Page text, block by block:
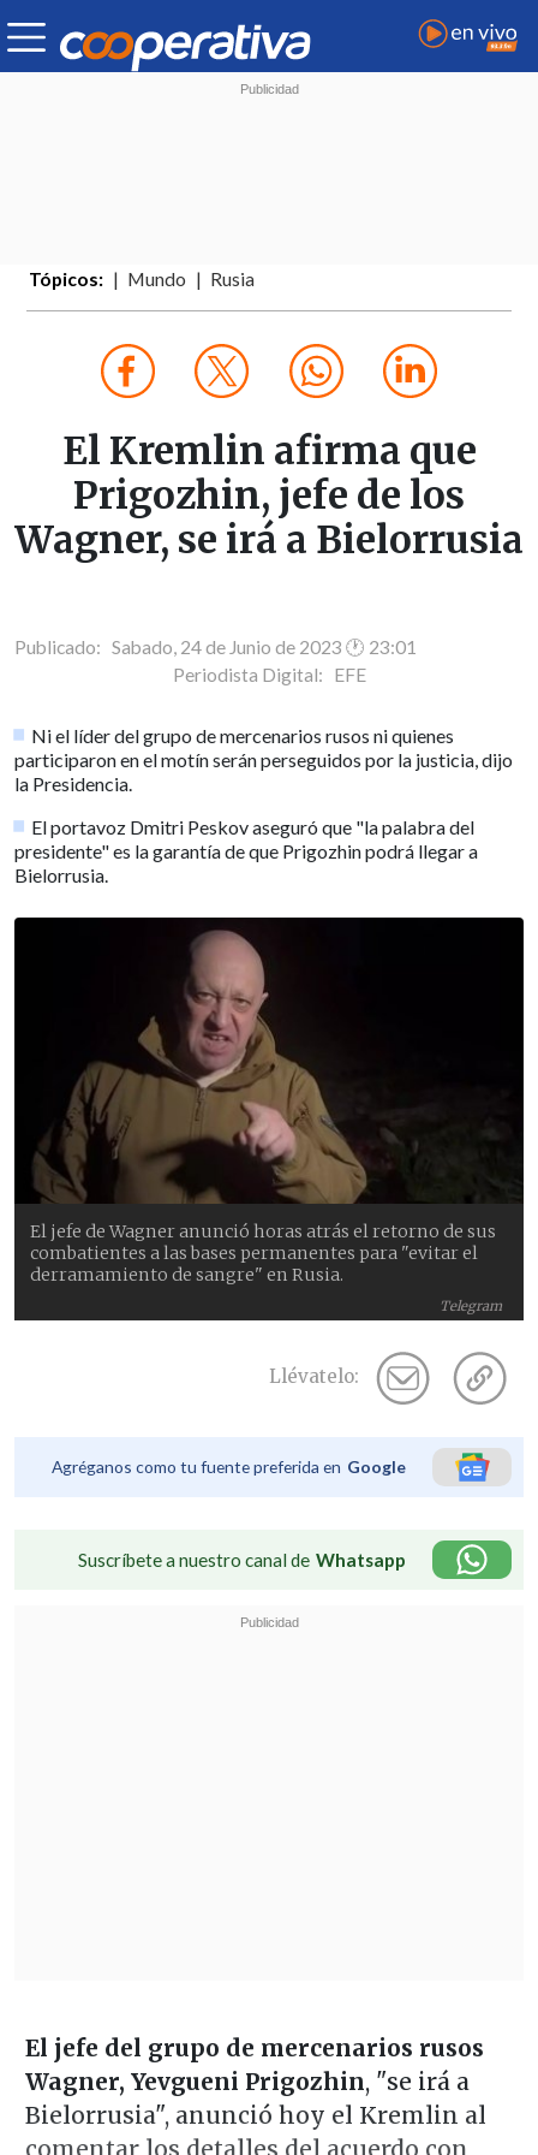
Tópicos: Mundo Rusia
El Kremlin afirma que
Prigozhin, jefe de los
Wagner, se irá a Bielorrusia
Publicado: Sabado, 24 de Junio de 2023 🕐 23:01
Periodista Digital: EFE
Ni el líder del grupo de mercenarios rusos ni quienes
participaron en el motín serán perseguidos por la justicia, dijo
la Presidencia.
El portavoz Dmitri Peskov aseguró que "la palabra del
presidente" es la garantía de que Prigozhin podrá llegar a
Bielorrusia.
Telegram
El jefe de Wagner anunció horas atrás el retorno de sus
combatientes a las bases permanentes para "evitar el
derramamiento de sangre" en Rusia.
Llévatelo:
Agréganos como tu fuente preferida en Google
Suscríbete a nuestro canal de Whatsapp
El jefe del grupo de mercenarios rusos
Wagner, Yevgueni Prigozhin, "se irá a
Bielorrusia", anunció hoy el Kremlin al
comentar los detalles del acuerdo con